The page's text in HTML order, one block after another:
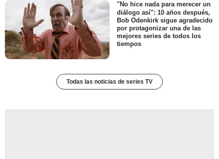
"No hice nada para merecer un
diálogo así": 10 años después,
Bob Odenkirk sigue agradecido
por protagonizar una de las
mejores series de todos los
tiempos
Todas las noticias de series TV